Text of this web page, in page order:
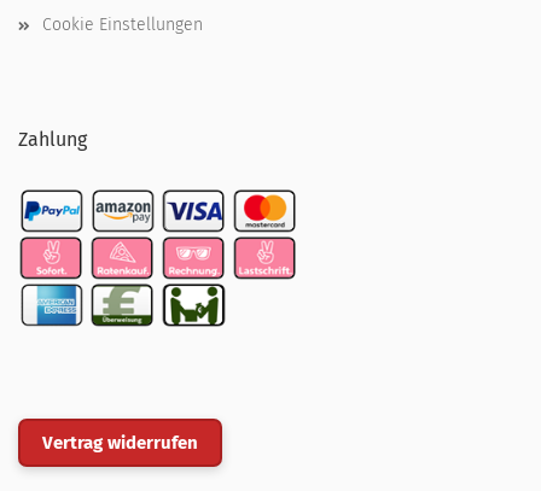
Cookie Einstellungen
Zahlung
Vertrag widerrufen